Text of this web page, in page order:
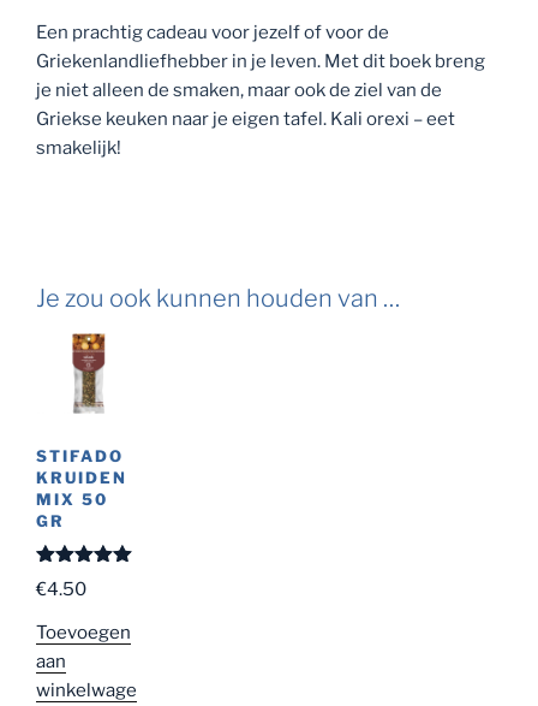
Een prachtig cadeau voor jezelf of voor de
Griekenlandliefhebber in je leven. Met dit boek breng
je niet alleen de smaken, maar ook de ziel van de
Griekse keuken naar je eigen tafel. Kali orexi – eet
smakelijk!
Je zou ook kunnen houden van …
STIFADO
KRUIDEN
MIX 50
GR
Gewaardeer
d5.00
€4.50
Toevoegen
aan
winkelwage